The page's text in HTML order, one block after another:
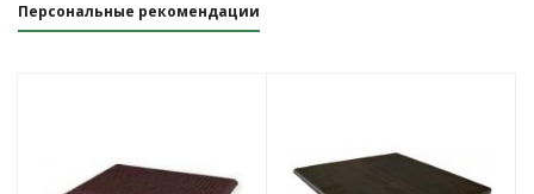
Персональные рекомендации